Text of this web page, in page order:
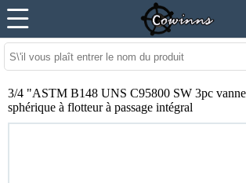
3/4 "ASTM B148 UNS C95800 SW 3pc vanne
sphérique à flotteur à passage intégral